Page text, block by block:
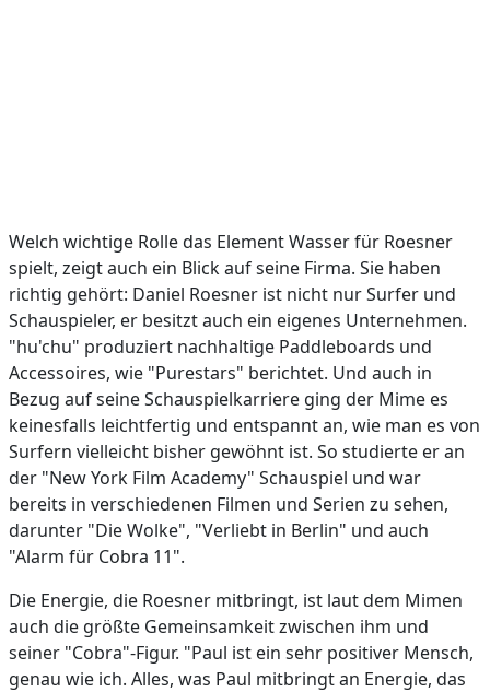
Welch wichtige Rolle das Element Wasser für Roesner
spielt, zeigt auch ein Blick auf seine Firma. Sie haben
richtig gehört: Daniel Roesner ist nicht nur Surfer und
Schauspieler, er besitzt auch ein eigenes Unternehmen.
"hu'chu" produziert nachhaltige Paddleboards und
Accessoires, wie "Purestars" berichtet. Und auch in
Bezug auf seine Schauspielkarriere ging der Mime es
keinesfalls leichtfertig und entspannt an, wie man es von
Surfern vielleicht bisher gewöhnt ist. So studierte er an
der "New York Film Academy" Schauspiel und war
bereits in verschiedenen Filmen und Serien zu sehen,
darunter "Die Wolke", "Verliebt in Berlin" und auch
"Alarm für Cobra 11".
Die Energie, die Roesner mitbringt, ist laut dem Mimen
auch die größte Gemeinsamkeit zwischen ihm und
seiner "Cobra"-Figur. "Paul ist ein sehr positiver Mensch,
genau wie ich. Alles, was Paul mitbringt an Energie, das